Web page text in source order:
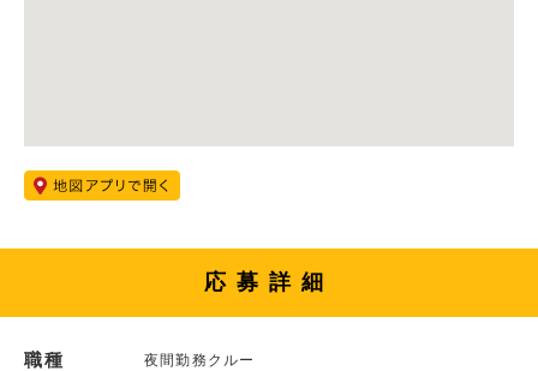
応募詳細
職種 夜間勤務クルー